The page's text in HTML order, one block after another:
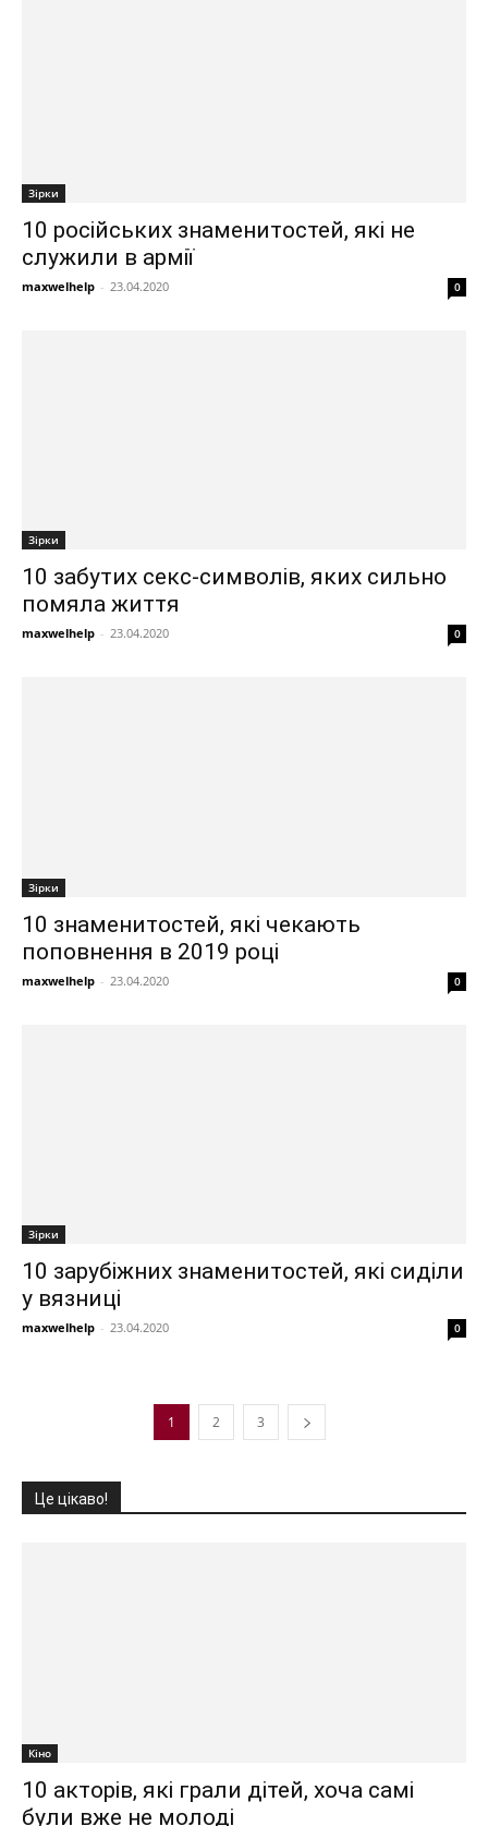
Зірки
10 російських знаменитостей, які не
служили в армії
maxwelhelp - 23.04.2020 0
Зірки
10 забутих секс-символів, яких сильно
помяла життя
maxwelhelp - 23.04.2020 0
Зірки
10 знаменитостей, які чекають
поповнення в 2019 році
maxwelhelp - 23.04.2020 0
Зірки
10 зарубіжних знаменитостей, які сиділи
у вязниці
maxwelhelp - 23.04.2020 0
1 2 3
Це цікаво!
Кіно
10 акторів, які грали дітей, хоча самі
були вже не молоді